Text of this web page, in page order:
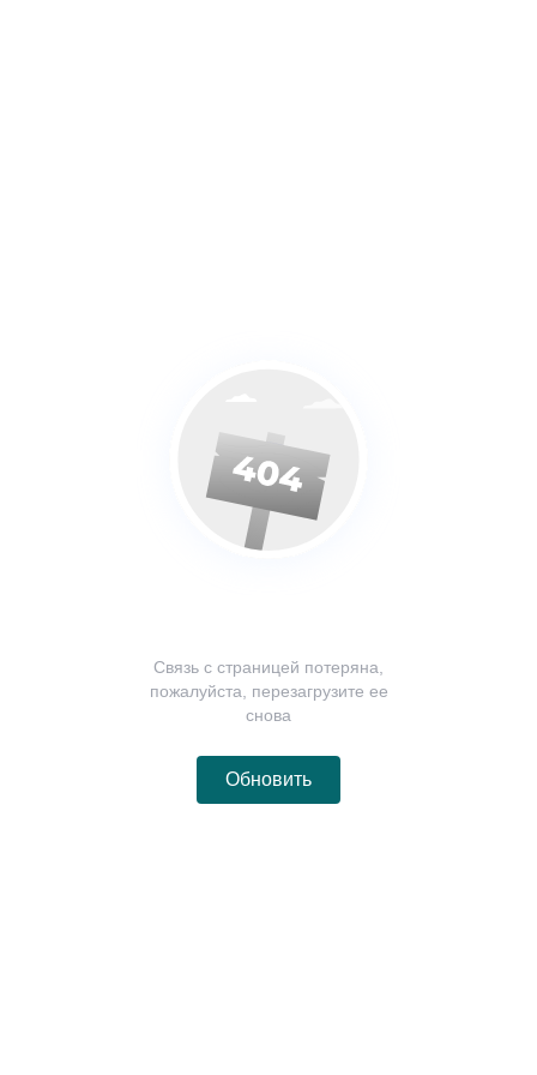
Связь с страницей потеряна,
пожалуйста, перезагрузите ее
снова
Обновить